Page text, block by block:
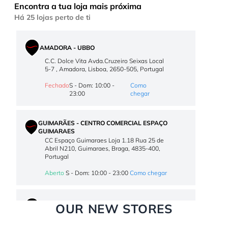
Encontra a tua loja mais próxima
Há 25 lojas perto de ti
AMADORA - UBBO
C.C. Dolce Vita Avda.Cruzeiro Seixas Local
5-7 , Amadora, Lisboa, 2650-505, Portugal
FechadoS - Dom: 10:00 -
23:00
Como
chegar
GUIMARÃES - CENTRO COMERCIAL ESPAÇO
GUIMARAES
CC Espaço Guimaraes Loja 1.18 Rua 25 de
Abril N210, Guimaraes, Braga, 4835-400,
Portugal
Aberto S - Dom: 10:00 - 23:00 Como chegar
PORTIMÃO - AQUA PORTIMÃO
OUR NEW STORES